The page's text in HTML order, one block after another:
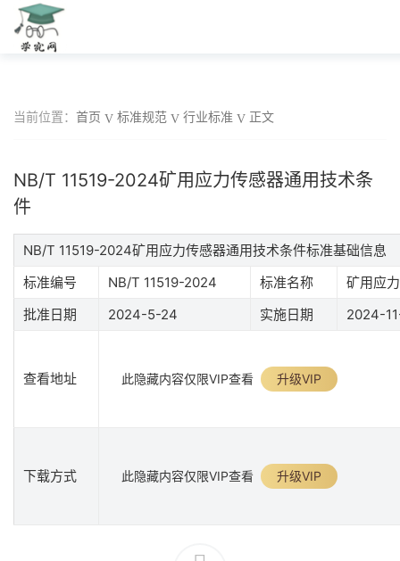
当前位置： 首页 标准规范 行业标准 正文
NB/T 11519-2024矿用应力传感器通用技术条
件
NB/T 11519-2024矿用应力传感器通用技术条件标准基础信息
标准编号
NB/T 11519-2024 标准名称
矿用应
批准日期
2024-5-24 实施日期 2024-
查看地址 此隐藏内容仅限VIP查看 升级VIP
下载方式 此隐藏内容仅限VIP查看 升级VIP